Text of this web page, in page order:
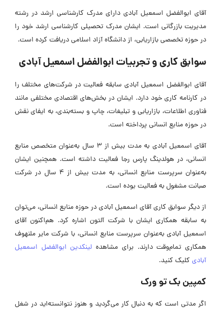
آقای ابوالفضل اسمعیل آبادی دارای مدرک کارشناسی ارشد در رشته
مدیریت بازرگانی است. ایشان مدرک تحصیلی کارشناسی ارشد خود را
در حوزه تخصصی بازاریابی، از دانشگاه آزاد اسلامی دریافت کرده است.
سوابق کاری و تجربیات ابوالفضل اسمعیل آبادی
آقای ابوالفضل اسمعیل آبادی سابقه فعالیت در شرکت‌های مختلف را
در کارنامه کاری خود دارد. ایشان در بخش‌های اقتصادی مختلفی مانند
فناوری اطلاعات، بازاریابی و تبلیغات، چاپ و بسته‌بندی، به ایفای نقش
در حوزه منابع انسانی پرداخته است.
آقای اسمعیل آبادی به مدت بیش از 3 سال به‌عنوان متخصص منابع
انسانی، در هولدینگ پارس رجا فعالیت داشته است. همچنین ایشان
به‌عنوان سرپرست منابع انسانی، به مدت بیش از 4 سال در شرکت
صبانت مشغول به فعالیت بوده است.
از دیگر سوابق کاری آقای اسمعیل آبادی در حوزه منابع انسانی، می‌توان
به سابقه همکاری ایشان با شرکت آلتون اشاره کرد. هم‌اکنون آقای
اسمعیل آبادی به‌عنوان سرپرست منابع انسانی، با شرکت مایر ملنهوف
همکاری تمام‌وقت دارند. برای مشاهده لینکدین ابوالفضل اسمعیل
آبادی کلیک کنید.
کمپین بک تو ورک
اگر مدتی است که به دنبال کار می‌گردید و هنوز نتوانسته‌اید در شغل